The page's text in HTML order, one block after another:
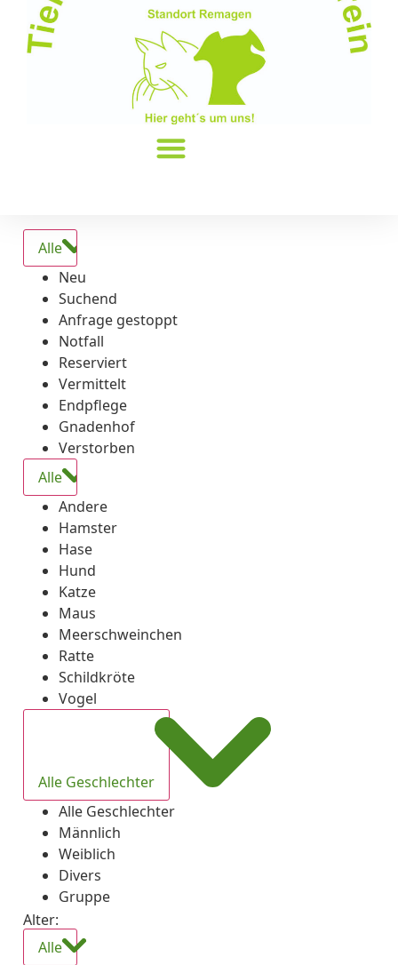
Alle
Neu
Suchend
Anfrage gestoppt
Notfall
Reserviert
Vermittelt
Endpflege
Gnadenhof
Verstorben
Alle
Andere
Hamster
Hase
Hund
Katze
Maus
Meerschweinchen
Ratte
Schildkröte
Vogel
Alle Geschlechter
Alle Geschlechter
Männlich
Weiblich
Divers
Gruppe
Alter:
Alle